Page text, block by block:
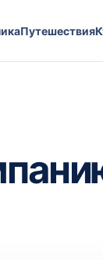
Путешествия